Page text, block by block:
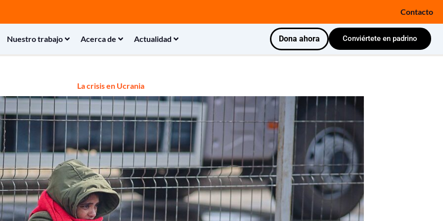
Contacto
Nuestro trabajo Acerca de Actualidad Dona ahora Conviértete en padrino
La crisis en Ucrania